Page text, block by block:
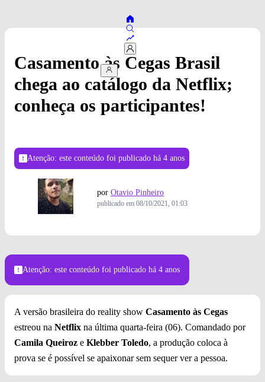
Casamento às Cegas Brasil
chega ao catálogo da Netflix;
conheça os participantes!
Atenção: este conteúdo foi publicado há 4 anos
por Otavio Pinheiro
publicado em 08/10/2021, 01:03
Crédito das fotos: Alisson Louback / Netflix
Atenção: este conteúdo foi publicado há 4 anos
A versão brasileira do reality show Casamento às Cegas
estreou na Netflix na última quarta-feira (06). Comandado por
Camila Queiroz e Klebber Toledo, a produção coloca à
prova se é possível se apaixonar sem sequer ver a pessoa.